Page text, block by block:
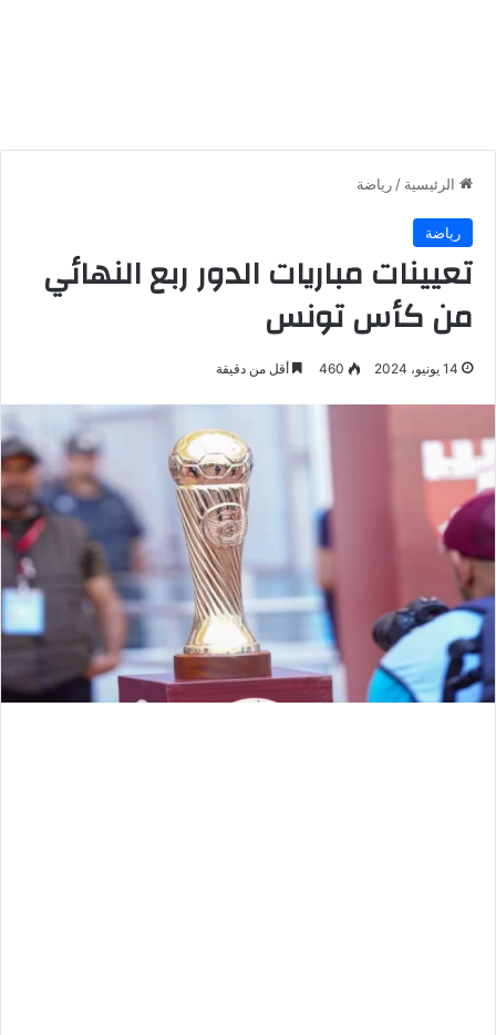
الرئيسية / رياضة
رياضة
تعيينات مباريات الدور ربع النهائي
من كأس تونس
14 يونيو، 2024 460 أقل من دقيقة